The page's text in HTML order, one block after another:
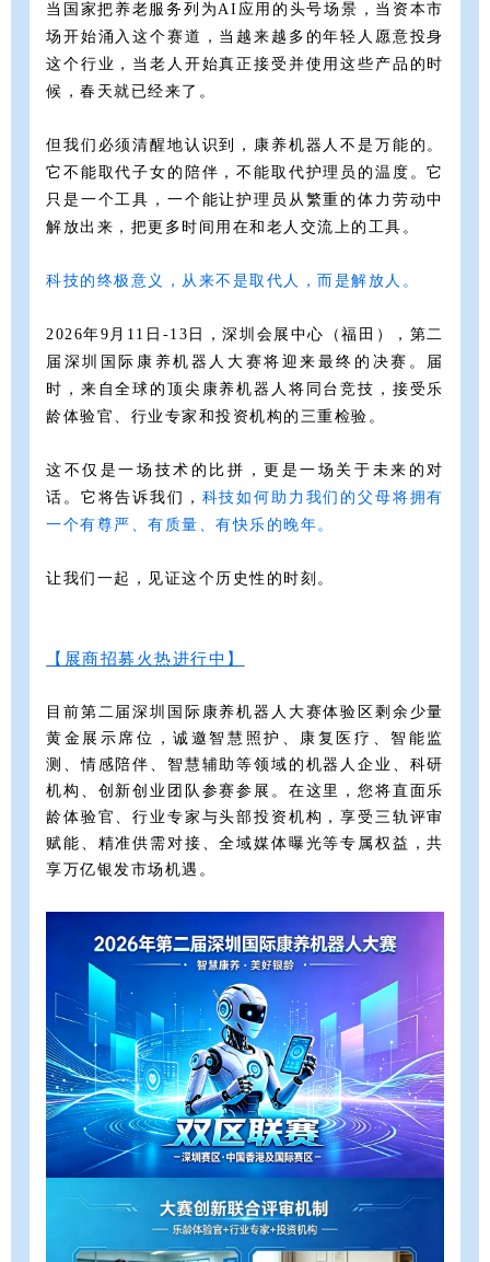
当国家把养老服务列为AI应用的头号场景，当资本市
场开始涌入这个赛道，当越来越多的年轻人愿意投身
这个行业，当老人开始真正接受并使用这些产品的时
候，春天就已经来了。
但我们必须清醒地认识到，康养机器人不是万能的。
它不能取代子女的陪伴，不能取代护理员的温度。它
只是一个工具，一个能让护理员从繁重的体力劳动中
解放出来，把更多时间用在和老人交流上的工具。
科技的终极意义，从来不是取代人，而是解放人。
2026年9月11日-13日，深圳会展中心（福田），第二
届深圳国际康养机器人大赛将迎来最终的决赛。届
时，来自全球的顶尖康养机器人将同台竞技，接受乐
龄体验官、行业专家和投资机构的三重检验。
这不仅是一场技术的比拼，更是一场关于未来的对
话。它将告诉我们， 科技如何助力我们的父母将拥有
一个有尊严、有质量、有快乐的晚年。
让我们一起，见证这个历史性的时刻。
【展商招募火热进行中】
目前第二届深圳国际康养机器人大赛体验区剩余少量
黄金展示席位，诚邀智慧照护、康复医疗、智能监
测、情感陪伴、智慧辅助等领域的机器人企业、科研
机构、创新创业团队参赛参展。在这里，您将直面乐
龄体验官、行业专家与头部投资机构，享受三轨评审
赋能、精准供需对接、全域媒体曝光等专属权益，共
享万亿银发市场机遇。